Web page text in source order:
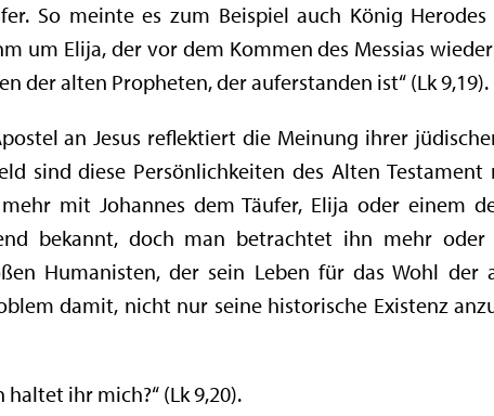
So meinte es zum Beispiel auch König
um Elija, der vor dem Kommen des Messias
der alten Propheten, der auferstanden ist“ (Lk 9,19).
an Jesus reflektiert die Meinung ihrer
sind diese Persönlichkeiten des Alten
mit Johannes dem Täufer, Elija oder einem
bekannt, doch man betrachtet ihn mehr
Humanisten, der sein Leben für das Wohl
damit, nicht nur seine historische Existenz
haltet ihr mich?“ (Lk 9,20).